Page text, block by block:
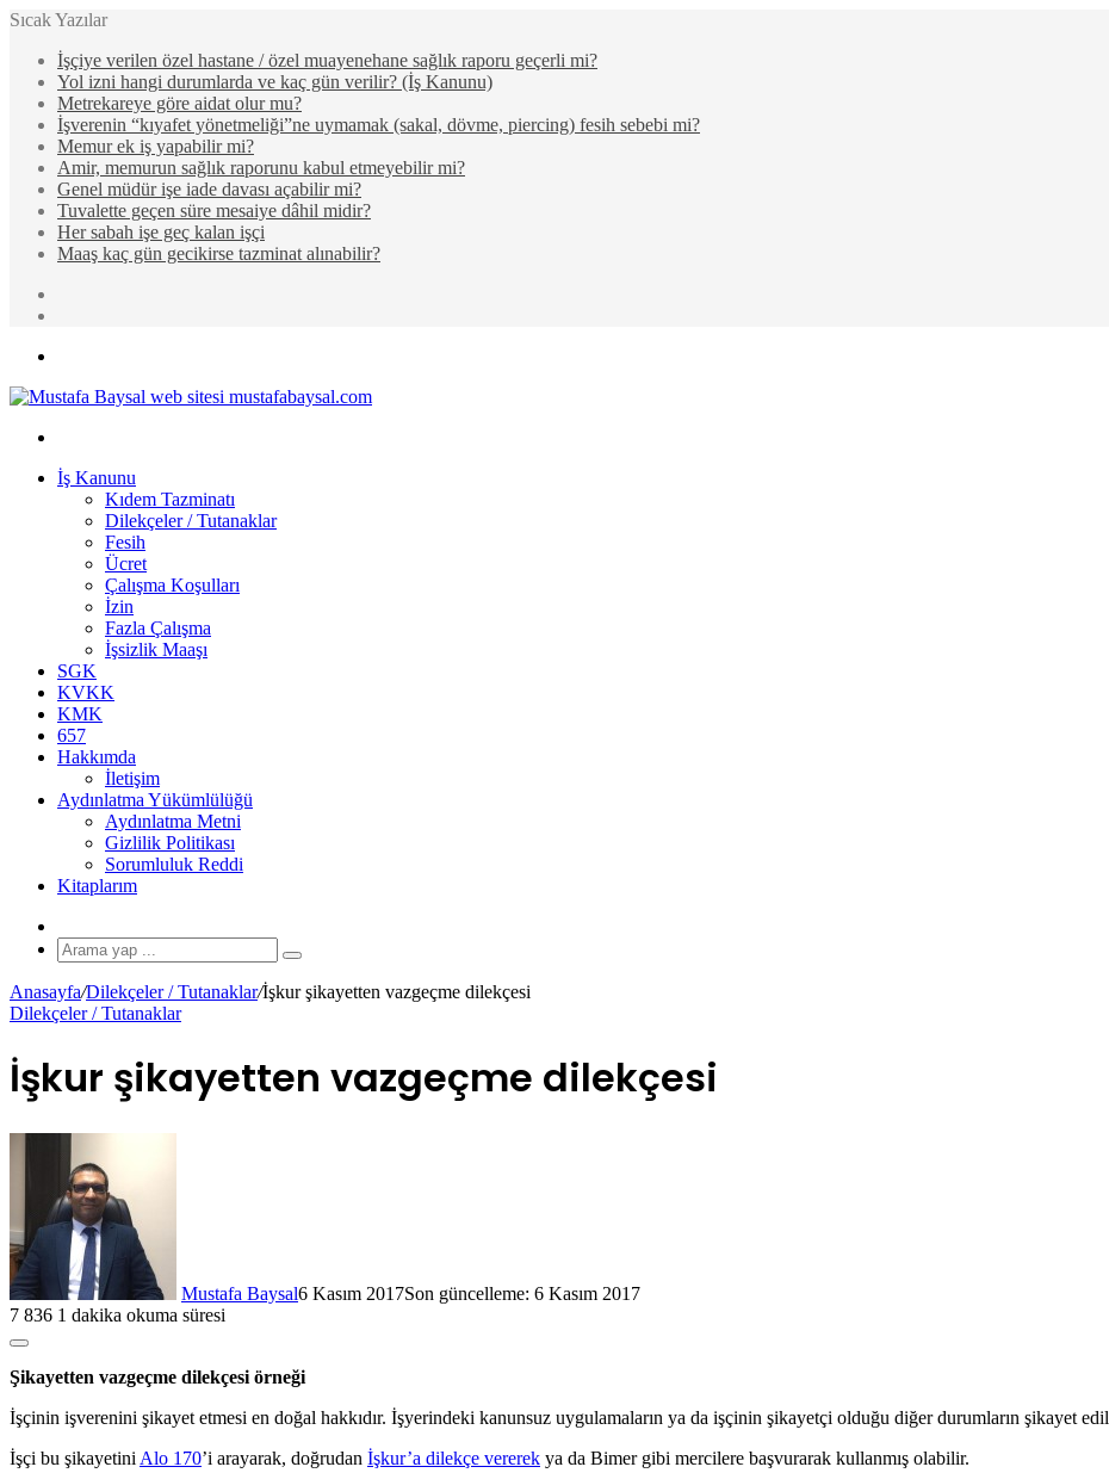
Sıcak Yazılar
İşçiye verilen özel hastane / özel muayenehane sağlık raporu geçerli mi?
Yol izni hangi durumlarda ve kaç gün verilir? (İş Kanunu)
Metrekareye göre aidat olur mu?
İşverenin “kıyafet yönetmeliği”ne uymamak (sakal, dövme, piercing) fesih sebebi mi?
Memur ek iş yapabilir mi?
Amir, memurun sağlık raporunu kabul etmeyebilir mi?
Genel müdür işe iade davası açabilir mi?
Tuvalette geçen süre mesaiye dâhil midir?
Her sabah işe geç kalan işçi
Maaş kaç gün gecikirse tazminat alınabilir?
...
İş Kanunu
Kıdem Tazminatı
Dilekçeler / Tutanaklar
Fesih
Ücret
Çalışma Koşulları
İzin
Fazla Çalışma
İşsizlik Maaşı
SGK
KVKK
KMK
657
Hakkımda
İletişim
Aydınlatma Yükümlülüğü
Aydınlatma Metni
Gizlilik Politikası
Sorumluluk Reddi
Kitaplarım
Makale
Arama
yap
...
Anasayfa/Dilekçeler / Tutanaklar/İşkur şikayetten vazgeçme dilekçesi
Dilekçeler / Tutanaklar
İşkur şikayetten vazgeçme dilekçesi
Mustafa Baysal6 Kasım 2017Son güncelleme: 6 Kasım 2017
7 836 1 dakika okuma süresi
Şikayetten vazgeçme dilekçesi örneği
İşçinin işverenini şikayet etmesi en doğal hakkıdır. İşyerindeki kanunsuz uygulamaların ya da işçinin şikayetçi olduğu diğer durumların şikayet
İşçi bu şikayetini Alo 170’i arayarak, doğrudan İşkur’a dilekçe vererek ya da Bimer gibi mercilere başvurarak kullanmış olabilir.